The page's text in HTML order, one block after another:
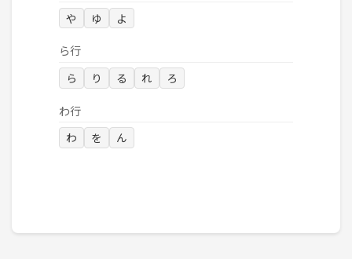
や ゆ よ
ら行
ら り る れ ろ
わ行
わ を ん